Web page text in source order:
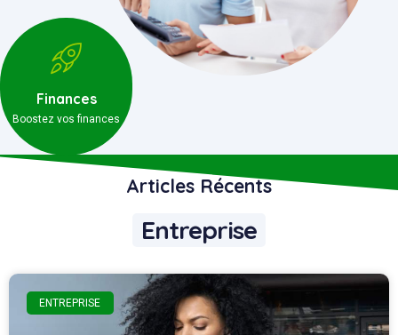
Finances
Boostez vos finances
Articles Récents
Entreprise
ENTREPRISE